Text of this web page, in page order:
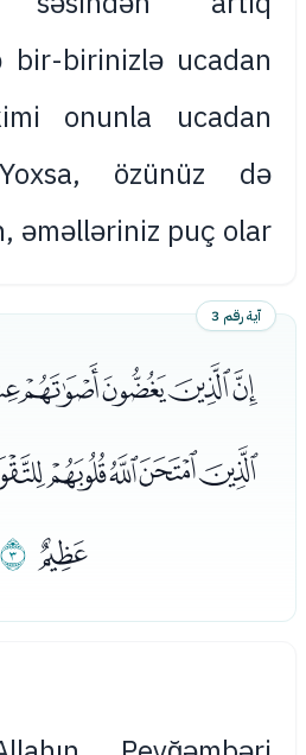
bir-birinizlə ucadan
kimi onunla ucadan
Yoxsa, özünüz də
əməlləriniz puç olar.
آية رقم 3
ﯩﯪ